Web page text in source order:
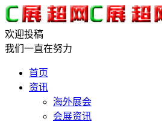
欢迎投稿
我们一直在努力
首页
资讯
海外展会
会展资讯